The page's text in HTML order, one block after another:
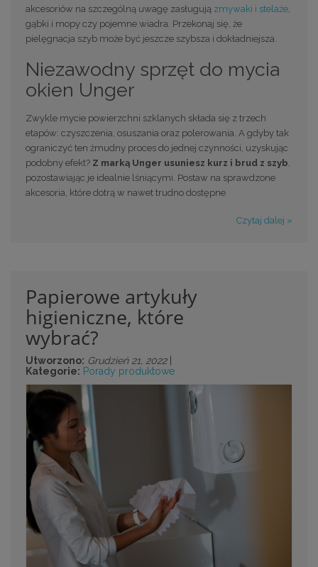
akcesoriów na szczególną uwagę zasługują zmywaki i stelaże
gąbki i mopy czy pojemne wiadra. Przekonaj się, że
pielęgnacja szyb może być jeszcze szybsza i dokładniejsza.
Niezawodny sprzęt do mycia
okien Unger
Zwykle mycie powierzchni szklanych składa się z trzech
etapów: czyszczenia, osuszania oraz polerowania. A gdyby tak
ograniczyć ten żmudny proces do jednej czynności, uzyskując
podobny efekt? Z marką Unger usuniesz kurz i brud z szyb,
pozostawiając je idealnie lśniącymi. Postaw na sprawdzone
akcesoria, które dotrą w nawet trudno dostępne
Czytaj dalej »
Papierowe artykuły
higieniczne, które
wybrać?
Utworzono: Grudzień 21, 2022
Kategorie: Porady produktowe